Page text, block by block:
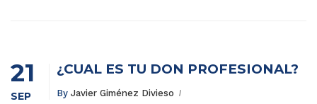
21
SEP
¿CUÁL ES TU DON PROFESIONAL?
By Javier Giménez Divieso